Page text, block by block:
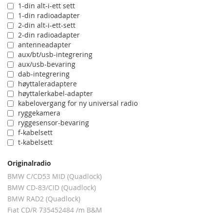
1-din alt-i-ett sett
1-din radioadapter
2-din alt-i-ett-sett
2-din radioadapter
antenneadapter
aux/bt/usb-integrering
aux/usb-bevaring
dab-integrering
høyttaleradaptere
høyttalerkabel-adapter
kabelovergang for ny universal radio
ryggekamera
ryggesensor-bevaring
f-kabelsett
t-kabelsett
Originalradio
BMW C/CD53 MID (Quadlock)
BMW CD-83/CID (Quadlock)
BMW RAD2 (Quadlock)
Fiat CD/R 735452484 /m B&M